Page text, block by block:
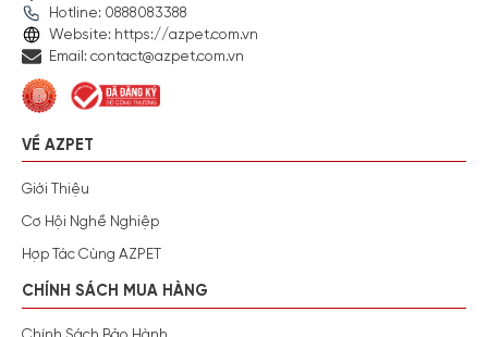
Hotline: 0888083388
Website: https://azpet.com.vn
Email: contact@azpet.com.vn
VỀ AZPET
Giới Thiệu
Cơ Hội Nghề Nghiệp
Hợp Tác Cùng AZPET
CHÍNH SÁCH MUA HÀNG